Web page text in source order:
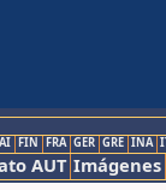
FIN FRA GER GRE INA
AUT Imágenes